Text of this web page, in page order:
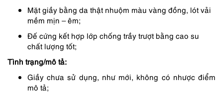
3,365,000 ₫.
Mặt giầy bằng da thật nhuộm màu vàng đồng, lót vải
mềm mịn – êm;
Đế cứng kết hợp lớp chống trầy trượt bằng cao su
chất lượng tốt;
Tình trạng/mô tả:
Giầy chưa sử dụng, như mới, không có nhược điểm
mô tả;